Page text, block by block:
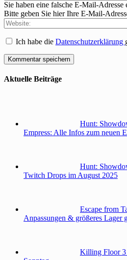
Sie haben eine falsche E-Mail-Adresse
Bitte geben Sie hier Ihre E-Mail-
Ich habe die Datenschutzerklärung
Aktuelle Beiträge
Hunt:
Empress: Alle Infos zum neuen
Hunt:
Twitch Drops im August 2025
Escape from
Anpassungen & größeres Lager
Killing Floor 3